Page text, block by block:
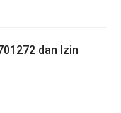
dan Izin